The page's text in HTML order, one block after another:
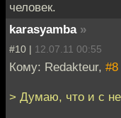
человек.
karasyamba »
#10 | 12.07.11 00:55
Кому: Redakteur, #8
> Думаю, что и с